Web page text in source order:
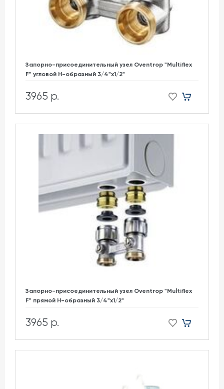
Запорно-присоединительный узел Oventrop "Multiflex
F" угловой H-образный 3/4"х1/2"
3965 р.
Запорно-присоединительный узел Oventrop "Multiflex
F" прямой H-образный 3/4"х1/2"
3965 р.